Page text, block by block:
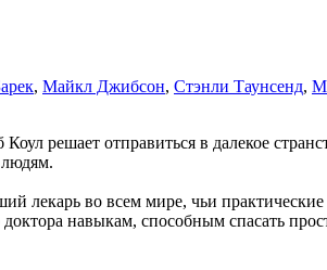
, Майкл Джибсон, Стэнли Таунсенд,
решает отправиться в далекое
людям.
во всем мире, чьи
навыкам, способным спасать